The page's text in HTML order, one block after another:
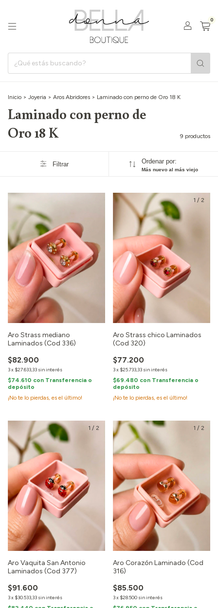
0
Inicio > Joyeria > Aros Abridores > Laminado con perno de Oro 18 K
Laminado con perno de
Oro 18 K
9 productos
Filtrar Ordenar por:
Más nuevo al más viejo
Aro Strass mediano
Laminados (Cod 336)
$82.900
3x $27.633,33 sin interés
$74.610 con Transferencia o
depósito
¡No te lo pierdas, es el último!
1 / 2
Aro Strass chico Laminados
(Cod 320)
$77.200
3x $25.733,33 sin interés
$69.480 con Transferencia o
depósito
¡No te lo pierdas, es el último!
1 / 2
Aro Vaquita San Antonio
Laminados (Cod 377)
$91.600
3x $30.533,33 sin interés
1 / 2
Aro Corazón Laminado (Cod
316)
$85.500
3x $28.500 sin interés